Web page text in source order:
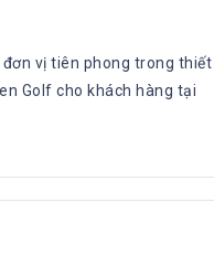
vị tiên phong trong thiết
Golf cho khách hàng tại